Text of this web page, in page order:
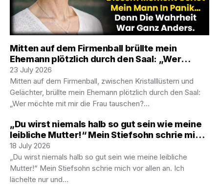
Mitten auf dem Firmenball brüllte mein
Ehemann plötzlich durch den Saal: „Wer
möchte mit mir die Frau tauschen? Ich drehe
noch durch mit ihr – diese Frau ist nichts als
eine einzige Last!“ Die…
23 July 2026
Mitten auf dem Firmenball, zwischen Kristalllüstern und
Gelächter, brüllte mein Ehemann plötzlich durch den Saal:
„Wer möchte mit mir die Frau tauschen?…
„Du wirst niemals halb so gut sein wie meine
leibliche Mutter!“ Mein Stiefsohn schrie mich
vor allen an. Ich lächelte nur und sagte: „Gut.
Dann lass deinen Vater alles regeln.“ Erst da
begriff mein Mann, was er gleich verlieren
würde.
18 July 2026
„Du wirst niemals halb so gut sein wie meine leibliche
Mutter!“ Mein Stiefsohn schrie mich vor allen an. Ich
lächelte nur und…